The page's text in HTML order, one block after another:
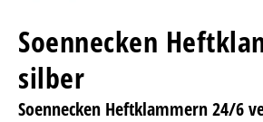
Soennecken
silber
Soennecken Heftklammern 24/6